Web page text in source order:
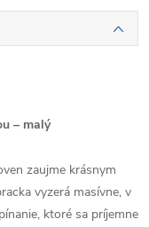
– malý
zaujme krásnym
vyzerá masívne, v
ktoré sa príjemne